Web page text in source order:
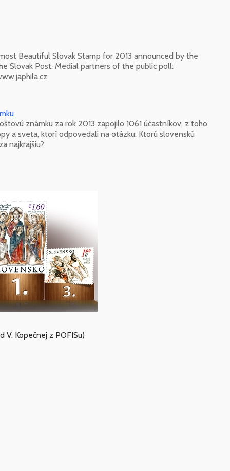
Beautiful Slovak Stamp for 2013 announced by the
Slovak Post. Medial partners of the public poll:
známku za rok 2013 zapojilo 1061 účastníkov, z toho
a sveta, ktorí odpovedali na otázku: Ktorú slovenskú
najkrajšiu?
V. Kopečnej z POFISu)